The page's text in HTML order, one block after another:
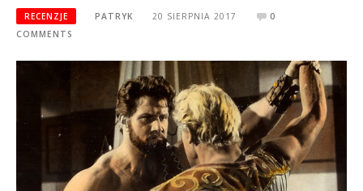
RECENZJE PATRYK 20 SIERPNIA 2017
0
COMMENTS